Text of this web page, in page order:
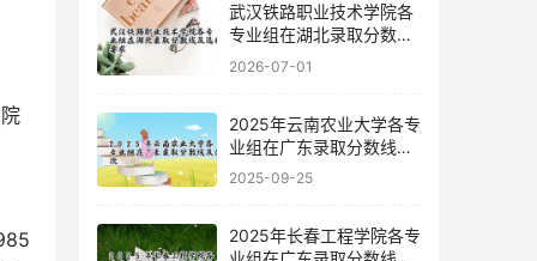
武汉铁路职业技术学院各
专业组在湖北录取分数线
及选科要求
2026-07-01
2025年云南农业大学各专
业组在广东录取分数线及
位次
2025-09-25
2025年长春工程学院各专